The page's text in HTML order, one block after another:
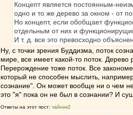
Концепт является постоянным-
одно и то же дерево за окном - от
Но концепт, если обобщает
отдельным от них и
И т. д. все это превосходно
Ну, с точки зрения Буддизма, поток
мире, все имеет какой-то поток. Дерево
Перерождение тоже поток. Все
который не способен мыслить,
сознание". Он может вообще ни о чем
это "я" пока он не был в сознании? И
Ответы на этот пост: чайник2